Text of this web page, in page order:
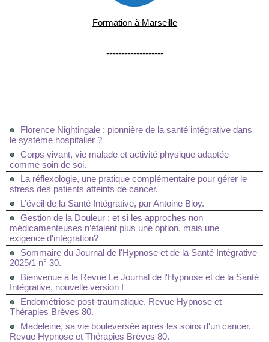
Formation à Marseille
-------------------
Florence Nightingale : pionnière de la santé intégrative dans
le système hospitalier ?
Corps vivant, vie malade et activité physique adaptée
comme soin de soi.
La réflexologie, une pratique complémentaire pour gérer le
stress des patients atteints de cancer.
L’éveil de la Santé Intégrative, par Antoine Bioy.
Gestion de la Douleur : et si les approches non
médicamenteuses n’étaient plus une option, mais une
exigence d'intégration?
Sommaire du Journal de l'Hypnose et de la Santé Intégrative
2025/1 n° 30.
Bienvenue à la Revue Le Journal de l'Hypnose et de la Santé
Intégrative, nouvelle version !
Endométriose post-traumatique. Revue Hypnose et
Thérapies Brèves 80.
Madeleine, sa vie bouleversée après les soins d'un cancer.
Revue Hypnose et Thérapies Brèves 80.